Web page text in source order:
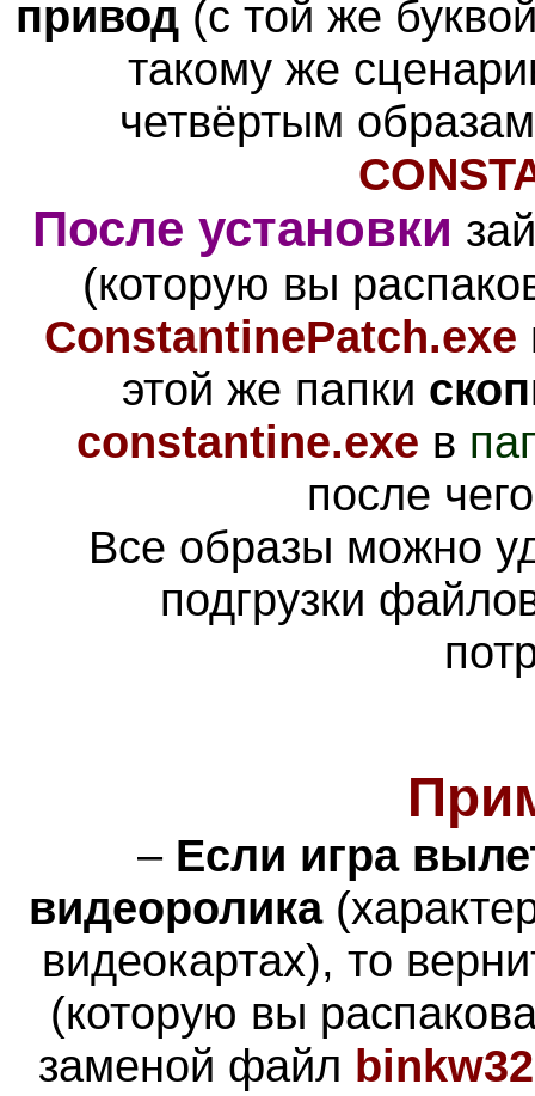
привод (с той же
такому же
четвёртым
После установки
(которую вы
ConstantinePatch.exe
этой же папки
constantine.exe в
после
Все образы можно
подгрузки
– Если игра
видеоролика
видеокартах), то
(которую вы
заменой файл